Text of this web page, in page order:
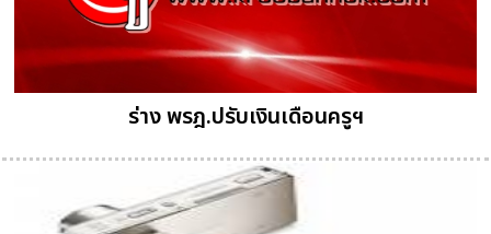
ร่าง พรฎ.ปรับเงินเดือนครูฯ